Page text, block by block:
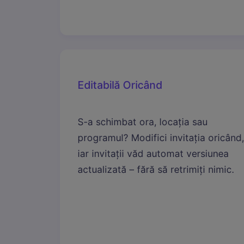
Editabilă Oricând
S-a schimbat ora, locația sau
programul? Modifici invitația oricând,
iar invitații văd automat versiunea
actualizată – fără să retrimiți nimic.